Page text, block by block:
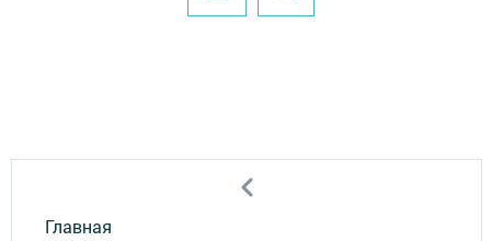
Главная